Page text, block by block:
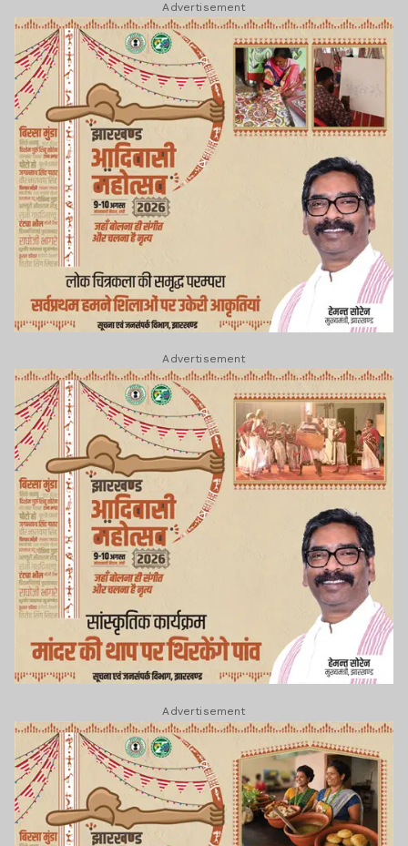
Advertisement
Advertisement
Advertisement